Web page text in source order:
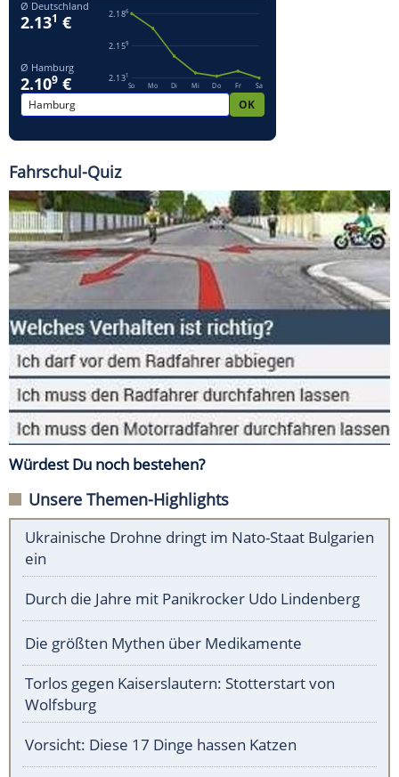
Fahrschul-Quiz
Würdest Du noch bestehen?
Unsere Themen-Highlights
Ukrainische Drohne dringt im Nato-Staat Bulgarien
ein
Durch die Jahre mit Panikrocker Udo Lindenberg
Die größten Mythen über Medikamente
Torlos gegen Kaiserslautern: Stotterstart von
Wolfsburg
Vorsicht: Diese 17 Dinge hassen Katzen